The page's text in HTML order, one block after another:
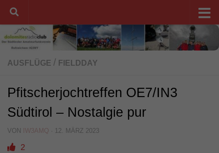
Unter dem Inhalt
AUSFLÜGE / FIELDDAY
Pfitscherjochtreffen OE7/IN3
Südtirol – Nostalgie pur
VON IW3AMQ · 12. MÄRZ 2023
2